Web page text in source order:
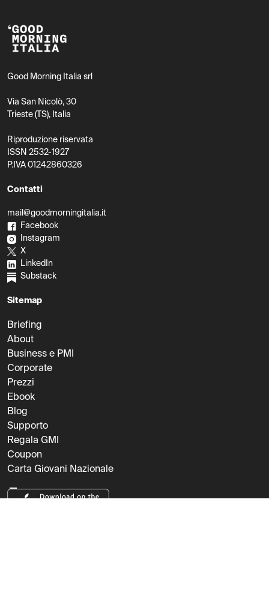
Good Morning Italia srl
Via San Nicolò, 30
Trieste (TS), Italia
Riproduzione riservata
ISSN 2532-1927
P.IVA 01242860326
Contatti
mail@goodmorningitalia.it
Facebook
Instagram
X
LinkedIn
Substack
Sitemap
Briefing
About
Business e PMI
Corporate
Prezzi
Ebook
Blog
Supporto
Regala GMI
Coupon
Carta Giovani Nazionale